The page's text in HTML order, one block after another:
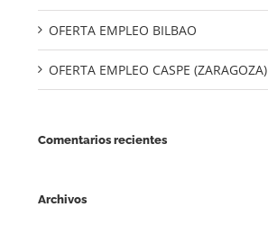
OFERTA EMPLEO BILBAO
OFERTA EMPLEO CASPE (ZARAGOZA)
Comentarios recientes
Archivos